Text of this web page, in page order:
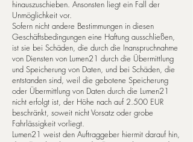
hinauszuschieben. Ansonsten liegt ein Fall der
Unmöglichkeit vor.
Sofern nicht andere Bestimmungen in diesen
Geschäftsbedingungen eine Haftung aus­schließen,
ist sie bei Schäden, die durch die Inanspruchnahme
von Diensten von Lumen21 durch die Übermittlung
und Speicherung von Daten, und bei Schäden, die
ents­tan­den sind, weil die ge­botene Speicherung
oder Übermittlung von Daten durch die Lumen21
nicht erfolgt ist, der Höhe nach auf 2.500 EUR
beschränkt, soweit nicht Vorsatz oder grobe
Fahrlässigkeit vorliegt.
Lumen21 weist den Auftraggeber hiermit darauf hin,